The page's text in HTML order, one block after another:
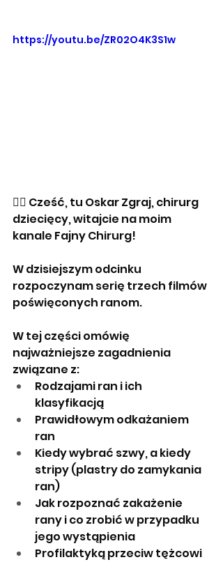
https://youtu.be/ZR02O4K3S1w
👨‍⚕️ Cześć, tu Oskar Zgraj, chirurg
dziecięcy, witajcie na moim
kanale Fajny Chirurg!
W dzisiejszym odcinku
rozpoczynam serię trzech filmów
poświęconych ranom.
W tej części omówię
najważniejsze zagadnienia
związane z:
Rodzajami ran i ich
klasyfikacją
Prawidłowym odkażaniem
ran
Kiedy wybrać szwy, a kiedy
stripy (plastry do zamykania
ran)
Jak rozpoznać zakażenie
rany i co zrobić w przypadku
jego wystąpienia
Profilaktyką przeciw tężcowi